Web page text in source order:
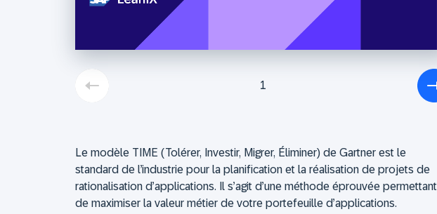
1
Le modèle TIME (Tolérer, Investir, Migrer, Éliminer) de Gartner est le
standard de l’industrie pour la planification et la réalisation de projets de
rationalisation d’applications. Il s’agit d’une méthode éprouvée permettant
de maximiser la valeur métier de votre portefeuille d’applications.